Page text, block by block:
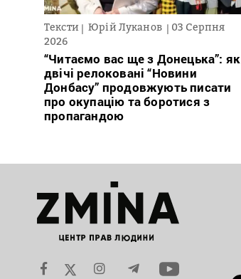
Тексти Юрій Луканов
03 Серпня
2026
“Читаємо вас ще з Донецька”: як
двічі релоковані “Новини
Донбасу” продовжують писати
про окупацію та боротися з
пропагандою